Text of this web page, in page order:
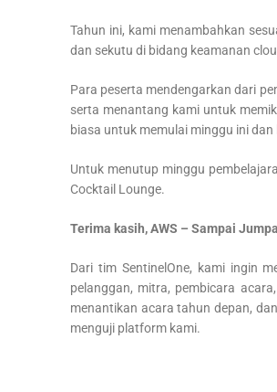
Tahun ini, kami menambahkan
dan sekutu di bidang keamanan
Para peserta mendengarkan dari
serta menantang kami untuk
biasa untuk memulai minggu ini
Untuk menutup minggu
Cocktail Lounge.
Terima kasih, AWS – Sampai
Dari tim SentinelOne, kami ingin
pelanggan, mitra, pembicara
menantikan acara tahun depan,
menguji platform kami.